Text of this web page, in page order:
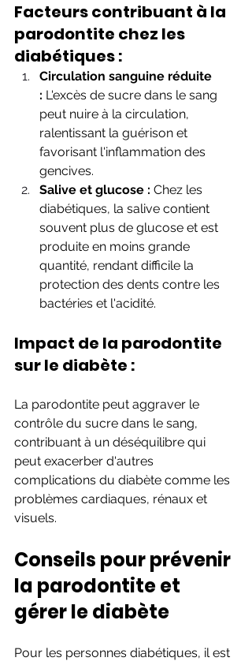
Facteurs contribuant à la
parodontite chez les
diabétiques :
Circulation sanguine réduite
: L'excès de sucre dans le sang
peut nuire à la circulation,
ralentissant la guérison et
favorisant l'inflammation des
gencives.
Salive et glucose : Chez les
diabétiques, la salive contient
souvent plus de glucose et est
produite en moins grande
quantité, rendant difficile la
protection des dents contre les
bactéries et l'acidité.
Impact de la parodontite
sur le diabète :
La parodontite peut aggraver le
contrôle du sucre dans le sang,
contribuant à un déséquilibre qui
peut exacerber d'autres
complications du diabète comme les
problèmes cardiaques, rénaux et
visuels.
Conseils pour prévenir
la parodontite et
gérer le diabète
Pour les personnes diabétiques, il est